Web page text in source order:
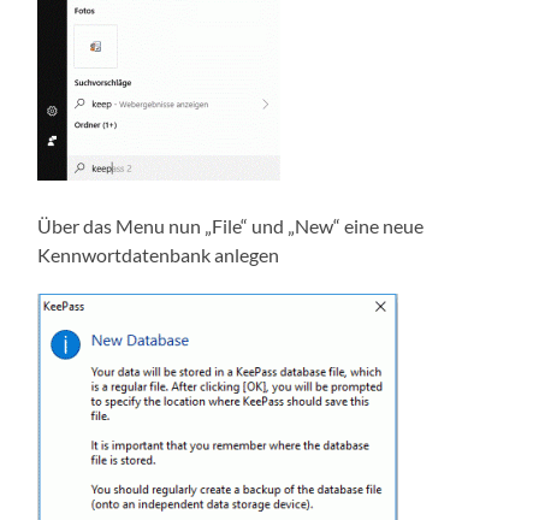
Über das Menu nun „File“ und „New“ eine neue
Kennwortdatenbank anlegen